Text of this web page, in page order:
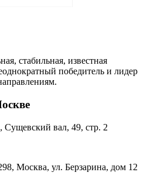
стабильная, известная
победитель и лидер
Сущевский вал, 49, стр. 2
Москва, ул. Берзарина, дом 12